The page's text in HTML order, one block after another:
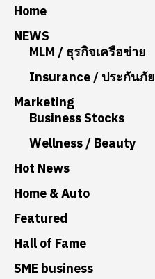
Home
NEWS
MLM / ธุรกิจเครือข่าย
Insurance / ประกันภัย
Marketing
Business Stocks
Wellness / Beauty
Hot News
Home & Auto
Featured
Hall of Fame
SME business